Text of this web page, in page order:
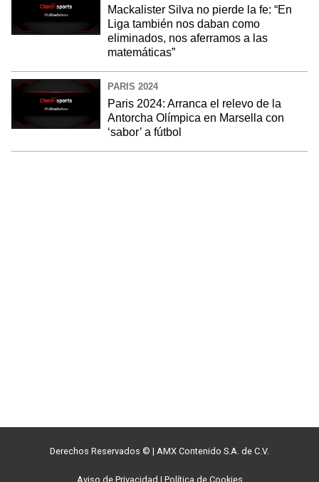
Mackalister Silva no pierde la fe: “En
Liga también nos daban como
eliminados, nos aferramos a las
matemáticas”
PARIS 2024
Paris 2024: Arranca el relevo de la
Antorcha Olímpica en Marsella con
‘sabor’ a fútbol
Derechos Reservados © | AMX Contenido S.A. de C.V.
Aviso de Privacidad | Política de Cookies